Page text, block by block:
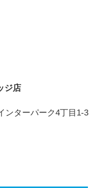
ジ店
ンターパーク4丁目1-3